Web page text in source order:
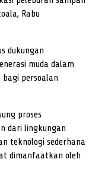
Rabu
dukungan
muda dalam
persoalan
proses
dari lingkungan
teknologi sederhana
dimanfaatkan oleh